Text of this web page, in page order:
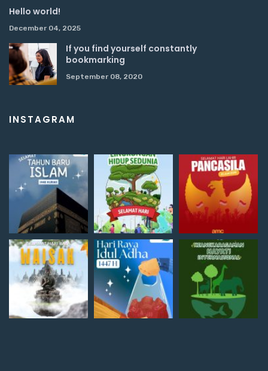
Hello world!
December 04, 2025
If you find yourself constantly
bookmarking
September 08, 2020
INSTAGRAM